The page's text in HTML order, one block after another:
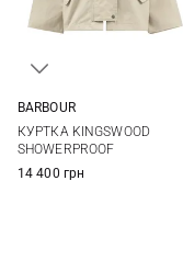
BARBOUR
КУРТКА KINGSWOOD
SHOWERPROOF
14 400 грн